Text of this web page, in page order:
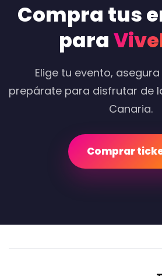
Compra tus
para
Elige tu evento,
prepárate para disfrutar de
Canaria.
Comprar